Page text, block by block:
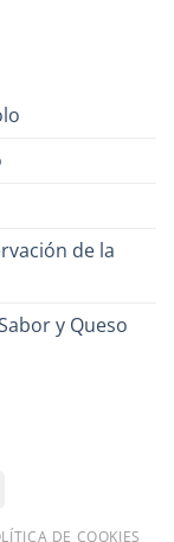
de la
y Queso
DE COOKIES